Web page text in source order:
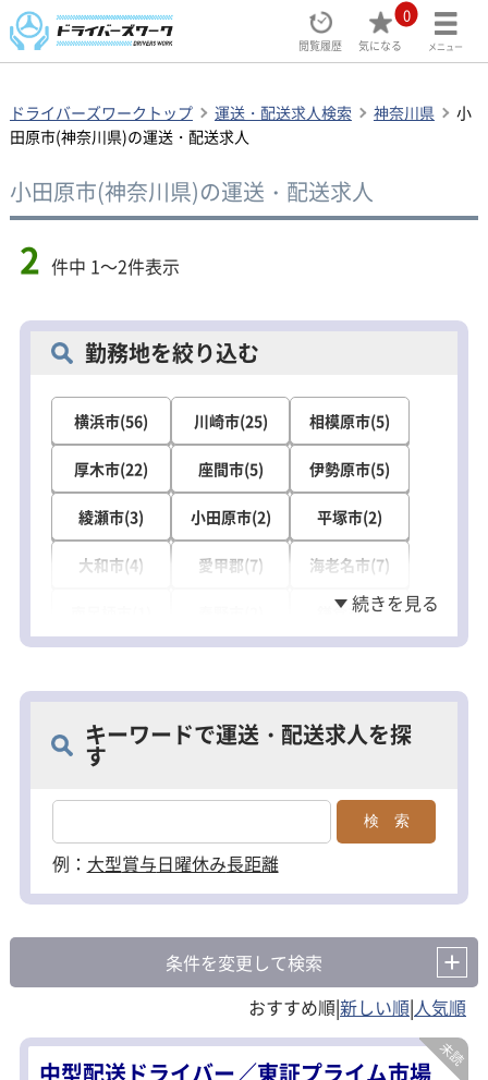
閲覧履歴
0
気になる メニュー
ドライバーズワークトップ 運送・配送求人検索 神奈川県
小
田原市(神奈川県)の運送・配送求人
小田原市(神奈川県)の運送・配送求人
2 件中 1～2件表示
勤務地を絞り込む
横浜市(56) 川崎市(25) 相模原市(5)
厚木市(22) 座間市(5) 伊勢原市(5)
綾瀬市(3) 小田原市(2) 平塚市(2)
大和市(4) 愛甲郡(7) 海老名市(7)
鎌倉市(1)
キーワードで運送・配送求人を探
す
例： 大型賞与日曜休み長距離
条件を変更して検索
|
|
中型配送ドライバー／東証プライム市場